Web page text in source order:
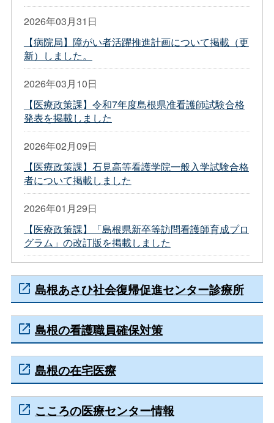
2026年03月31日
【病院局】障がい者活躍推進計画について掲載（更
新）しました。
2026年03月10日
【医療政策課】令和7年度島根県准看護師試験合格
発表を掲載しました
2026年02月09日
【医療政策課】石見高等看護学院一般入学試験合格
者について掲載しました
2026年01月29日
【医療政策課】「島根県新卒等訪問看護師育成プロ
グラム」の改訂版を掲載しました
島根あさひ社会復帰促進センター診療所
島根の看護職員確保対策
島根の在宅医療
こころの医療センター情報